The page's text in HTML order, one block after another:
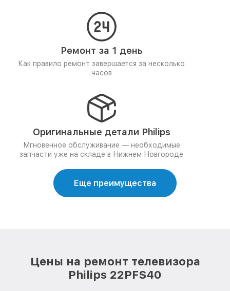
Ремонт за 1 день
Как правило ремонт завершается за несколько
часов
Оригинальные детали Philips
Мгновенное обслуживание — необходимые
запчасти уже на складе в Нижнем Новгороде
Еще преимущества
Цены на ремонт телевизора
Philips 22PFS40